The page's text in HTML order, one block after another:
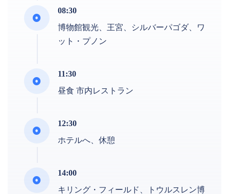
08:30
博物館観光、王宮、シルバーパゴダ、ワ
ット・プノン
11:30
昼食 市内レストラン
12:30
ホテルへ、休憩
14:00
キリング・フィールド、トウルスレン博